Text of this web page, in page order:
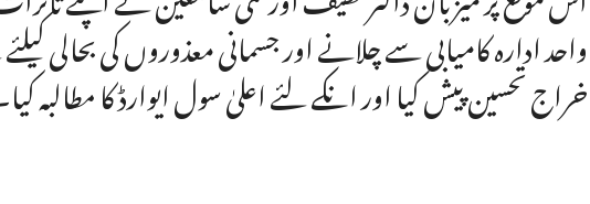
واحد ادارہ کامیابی سے چلانے اور جسمانی معذوروں کی بحالی
خراج تحسین پیش کیا اور انکے لئے اعلیٰ سول ایوارڈ کا مطالبہ